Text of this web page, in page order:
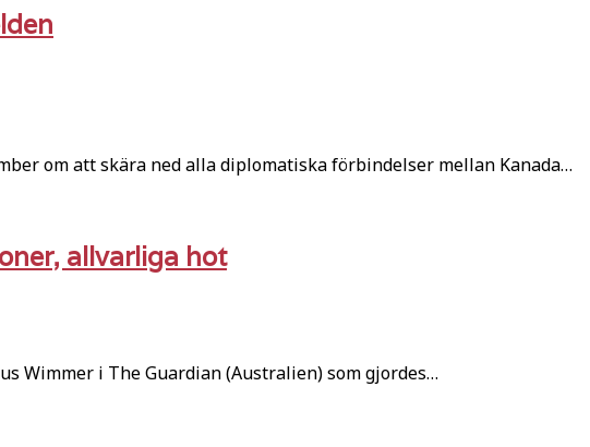
om att skära ned alla diplomatiska förbindelser mellan Kanada…
allvarliga hot
Wimmer i The Guardian (Australien) som gjordes…